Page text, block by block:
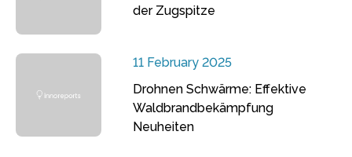
der Zugspitze
11 February 2025
Drohnen Schwärme: Effektive
Waldbrandbekämpfung
Neuheiten